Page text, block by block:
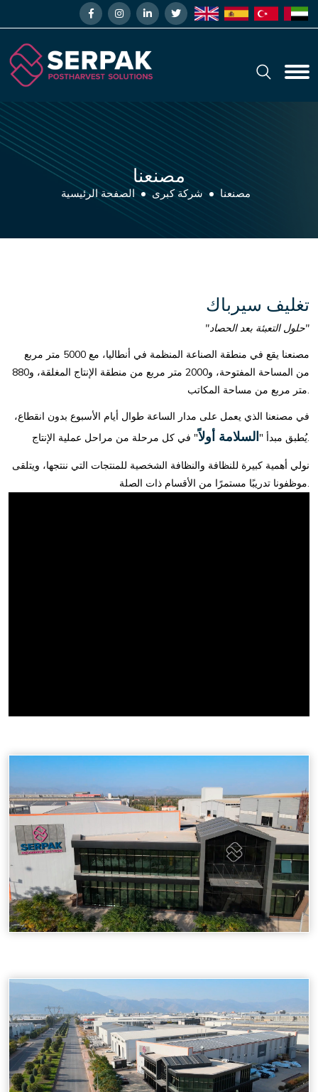
مصنعنا
الصفحة الرئيسية شركة كبرى مصنعنا
تغليف سيرباك
"حلول التعبئة بعد الحصاد"
مصنعنا يقع في منطقة الصناعة المنظمة في أنطاليا، مع 5000 متر مربع
من المساحة المفتوحة، و2000 متر مربع من منطقة الإنتاج المغلقة، و880
متر مربع من مساحة المكاتب.
في مصنعنا الذي يعمل على مدار الساعة طوال أيام الأسبوع بدون انقطاع،
يُطبق مبدأ "السلامة أولاً " في كل مرحلة من مراحل عملية الإنتاج.
نولي أهمية كبيرة للنظافة والنظافة الشخصية للمنتجات التي ننتجها، ويتلقى
موظفونا تدريبًا مستمرًا من الأقسام ذات الصلة.